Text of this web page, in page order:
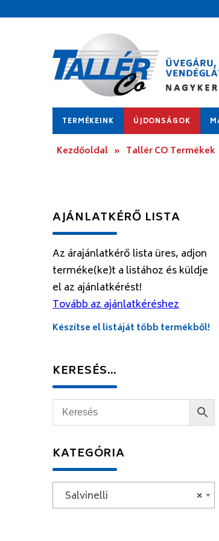
TERMÉKEINK ÚJDONSÁGOK
Kezdőoldal » Tallér CO Termékek
AJÁNLATKÉRŐ LISTA
Az árajánlatkérő lista üres, adjon
terméke(ke)t a listához és küldje
el az ajánlatkérést!
Tovább az ajánlatkéréshez
Készítse el listáját több termékből!
KERESÉS…
KATEGÓRIA
×
Salvinelli